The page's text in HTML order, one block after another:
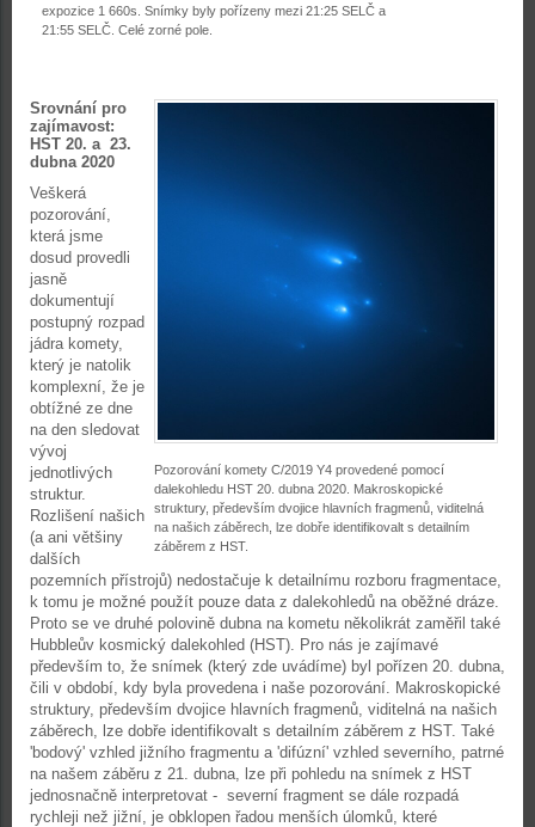
expozice 1 660s. Snímky byly pořízeny mezi 21:25 SELČ a
21:55 SELČ. Celé zorné pole.
Pozorování komety C/2019 Y4 provedené pomocí
dalekohledu HST 20. dubna 2020. Makroskopické
struktury, především dvojice hlavních fragmenů, viditelná
na našich záběrech, lze dobře identifikovalt s detailním
záběrem z HST.
Srovnání pro
zajímavost:
HST 20. a 23.
dubna 2020
Veškerá
pozorování,
která jsme
dosud provedli
jasně
dokumentují
postupný rozpad
jádra komety,
který je natolik
komplexní, že je
obtížné ze dne
na den sledovat
vývoj
jednotlivých
struktur.
Rozlišení našich
(a ani většiny
dalších
pozemních přístrojů) nedostačuje k detailnímu rozboru fragmentace,
k tomu je možné použít pouze data z dalekohledů na oběžné dráze.
Proto se ve druhé polovině dubna na kometu několikrát zaměřil také
Hubbleův kosmický dalekohled (HST). Pro nás je zajímavé
především to, že snímek (který zde uvádíme) byl pořízen 20. dubna,
čili v období, kdy byla provedena i naše pozorování. Makroskopické
struktury, především dvojice hlavních fragmenů, viditelná na našich
záběrech, lze dobře identifikovalt s detailním záběrem z HST. Také
'bodový' vzhled jižního fragmentu a 'difúzní' vzhled severního, patrné
na našem záběru z 21. dubna, lze při pohledu na snímek z HST
jednosnačně interpretovat - severní fragment se dále rozpadá
rychleji než jižní, je obklopen řadou menších úlomků, které